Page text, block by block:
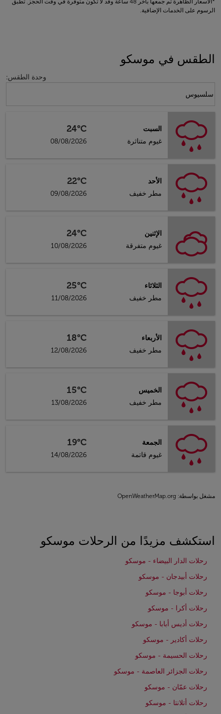
*الأسعار الظاهرة تم جمعها بآخر 48 ساعة وقد لا تكون متوفرة في وقت الحجز. تطبق
الرسوم على الخدمات الإضافية.
الطقس في موسكو
وحدة الطقس:
سلسيوس
السبت
غيوم متناثرة
24°C
08/08/2026
الأحد
مطر خفيف
22°C
09/08/2026
الإثنين
غيوم متفرقة
24°C
10/08/2026
الثلاثاء
مطر خفيف
25°C
11/08/2026
الأربعاء
مطر خفيف
18°C
12/08/2026
الخميس
مطر خفيف
15°C
13/08/2026
الجمعة
غيوم قاتمة
19°C
14/08/2026
مشغل بواسطة: OpenWeatherMap.org
استكشف مزيدًا من الرحلات موسكو
رحلات الدار البيضاء - موسكو
رحلات أبيدجان - موسكو
رحلات أبوجا - موسكو
رحلات أكرا - موسكو
رحلات أديس أبابا - موسكو
رحلات أكادير - موسكو
رحلات الحسيمة - موسكو
رحلات الجزائر العاصمة - موسكو
رحلات عمّان - موسكو
رحلات أتلانتا - موسكو